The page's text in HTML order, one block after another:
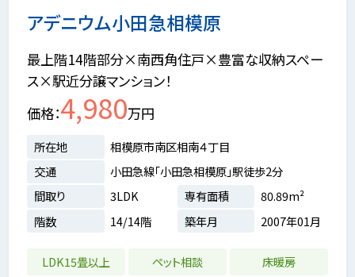
アデニウム小田急相模原
最上階14階部分×南西角住戸×豊富な収納スペー
ス×駅近分譲マンション！
価格 4,980万円
所在地
相模原市南区相南４丁目
交通
小田急線「小田急相模原」駅徒歩2分
間取り
3LDK 専有面積
80.89m²
階数
14/14階 築年月 2007年01月
LDK15畳以上 ペット相談
床暖房